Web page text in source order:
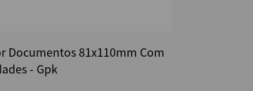
Documentos 81x110mm Com
- Gpk